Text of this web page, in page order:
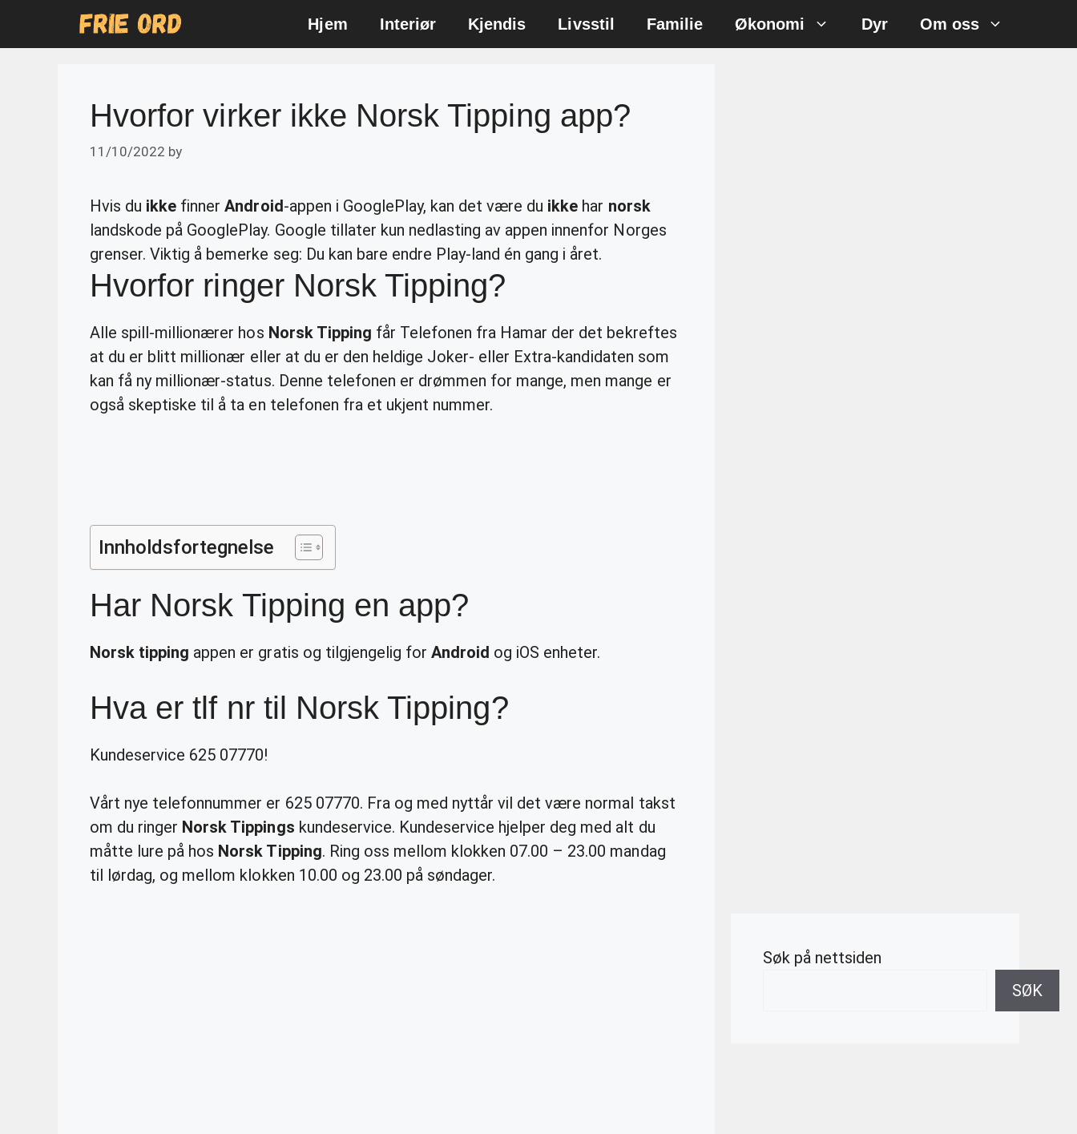
Hjem Interiør Kjendis Livsstil Familie Økonomi Dyr Om oss
Hvorfor virker ikke Norsk Tipping app?
11/10/2022 by
Hvis du ikke finnerAndroid-appen i GooglePlay, kan det være du ikke har norsk
landskode på GooglePlay. Google tillater kun nedlasting av appen innenfor Norges
grenser. Viktig å bemerke seg: Du kan bare endre Play-land én gang i året.
Hvorfor ringer Norsk Tipping?
Alle spill-millionærer hos Norsk Tipping får Telefonen fra Hamar der det bekreftes
at du er blitt millionær eller at du er den heldige Joker- eller Extra-kandidaten som
kan få ny millionær-status. Denne telefonen er drømmen for mange, men mange er
også skeptiske til å ta en telefonen fra et ukjent nummer.
Innholdsfortegnelse
Har Norsk Tipping en app?
Norsk tipping appen er gratis og tilgjengelig forAndroid og iOS enheter.
Hva er tlf nr til Norsk Tipping?
Kundeservice 625 07770!
Vårt nye telefonnummer er 625 07770. Fra og med nyttår vil det være normal takst
om du ringer Norsk Tippings kundeservice. Kundeservice hjelper deg med alt du
måtte lure på hos Norsk Tipping. Ring oss mellom klokken 07.00 – 23.00 mandag
til lørdag, og mellom klokken 10.00 og 23.00 på søndager.
Søk på nettsiden
SØK